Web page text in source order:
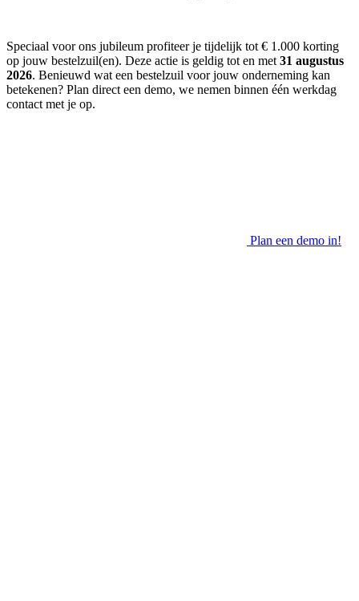
Speciaal voor ons jubileum profiteer je tijdelijk tot € 1.000 korting
op jouw bestelzuil(en). Deze actie is geldig tot en met 31 augustus
2026. Benieuwd wat een bestelzuil voor jouw onderneming kan
betekenen? Plan direct een demo, we nemen binnen één werkdag
contact met je op.
Plan een demo in!